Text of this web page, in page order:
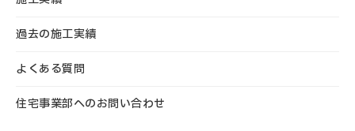
過去の施工実績
よくある質問
住宅事業部へのお問い合わせ